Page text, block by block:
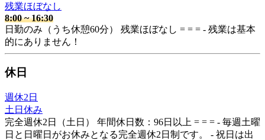
残業ほぼなし
8:00~16:30
日勤のみ（うち休憩60分） 残業ほぼなし = = = - 残業は基本
的にありません！
休日
週休2日
土日休み
完全週休2日（土日） 年間休日数：96日以上 = = = - 毎週土曜
日と日曜日がお休みとなる完全週休2日制です。 - 祝日は出